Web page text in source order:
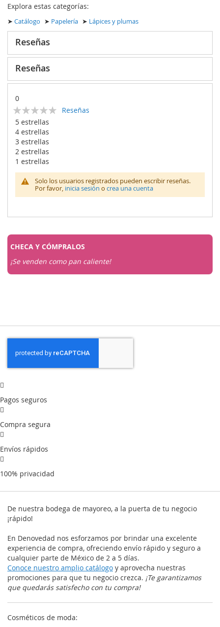
Explora estas categorías:
➤ Catálogo ➤ Papelería ➤ Lápices y plumas
Reseñas
Reseñas
0
Calificación:
% of100
Reseñas
5 estrellas
4 estrellas
3 estrellas
2 estrellas
1 estrellas
Solo los usuarios registrados pueden escribir reseñas.
Por favor, inicia sesión o crea una cuenta
CHECA Y CÓMPRALOS
¡Se venden como pan caliente!
Pagos seguros
Compra segura
Envíos rápidos
100% privacidad
De nuestra bodega de mayoreo, a la puerta de tu negocio
¡rápido!
En Denovedad nos esforzamos por brindar una excelente
experiencia de compra, ofreciendo envío rápido y seguro a
cualquier parte de México de 2 a 5 días.
Conoce nuestro amplio catálogo y aprovecha nuestras
promociones para que tu negocio crezca. ¡Te garantizamos
que quedarás satisfecho con tu compra!
Cosméticos de moda: